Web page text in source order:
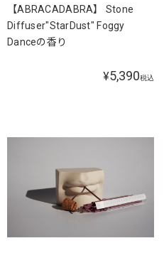
【ABRACADABRA】 Stone
Diffuser"StarDust" Foggy
Danceの香り
¥5,390税込